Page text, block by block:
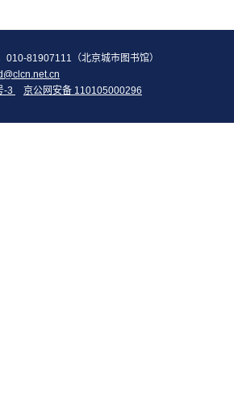
81907111（北京城市图书馆）
-3 京公网安备 110105000296